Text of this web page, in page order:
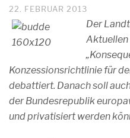
22. FEBRUAR 2013
Der
Aktuellen
Konzessionsrichtlinie für
debattiert. Danach soll
der Bundesrepublik
und privatisiert werden